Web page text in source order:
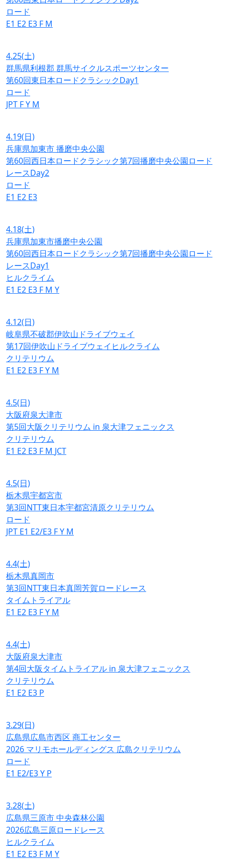
ロード
E1 E2 E3 F M
4.25(土)
群馬県利根郡 群馬サイクルスポーツセンター
第60回東日本ロードクラシックDay1
ロード
JPT FY M
4.19(日)
兵庫県加東市 播磨中央公園
第60回西日本ロードクラシック第7回播磨中央公園ロード
レースDay2
ロード
E1 E2 E3
4.18(土)
兵庫県加東市播磨中央公園
第60回西日本ロードクラシック第7回播磨中央公園ロード
レースDay1
ヒルクライム
E1 E2 E3 F M Y
4.12(日)
岐阜県不破郡伊吹山ドライブウェイ
第17回伊吹山ドライブウェイヒルクライム
クリテリウム
E1 E2 E3 FY M
4.5(日)
大阪府泉大津市
第5回大阪クリテリウム in 泉大津フェニックス
クリテリウム
E1 E2 E3 F M JCT
4.5(日)
栃木県宇都宮市
第3回NTT東日本宇都宮清原クリテリウム
ロード
JPT E1 E2/E3 FY M
4.4(土)
栃木県真岡市
第3回NTT東日本真岡芳賀ロードレース
タイムトライアル
E1 E2 E3 FY M
4.4(土)
大阪府泉大津市
第4回大阪タイムトライアル in 泉大津フェニックス
クリテリウム
E1 E2 E3 P
3.29(日)
広島県広島市西区 商工センター
2026 マリモホールディングス 広島クリテリウム
ロード
E1 E2/E3Y P
3.28(土)
広島県三原市 中央森林公園
2026広島三原ロードレース
ヒルクライム
E1 E2 E3 F M Y